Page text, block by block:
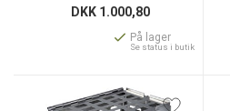
DKK 1.000,80
På lager
Se status i butik